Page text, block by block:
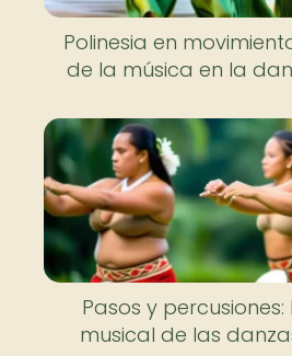
Polinesia en
de la música en la
Pasos y
musical de las